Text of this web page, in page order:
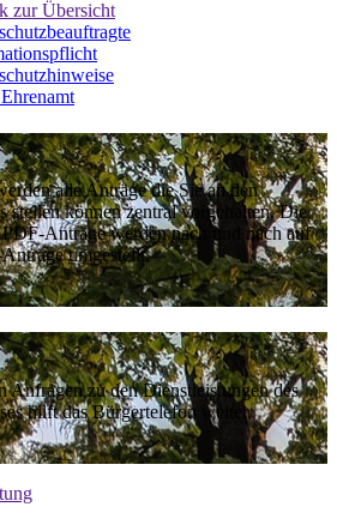
zur Übersicht
alle Anträge die Sie an den
stellen können zentral vorgehalten. Die
Anträge werden nach und nach auf
umgestellt.
Anfragen zu den Dienstleistungen des
hilft das Bürgertelefon weiter.